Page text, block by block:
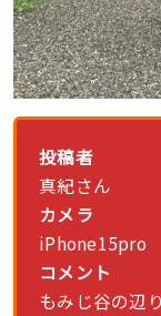
投稿者
真紀さん
カメラ
iPhone15pro
コメント
もみじ谷の辺